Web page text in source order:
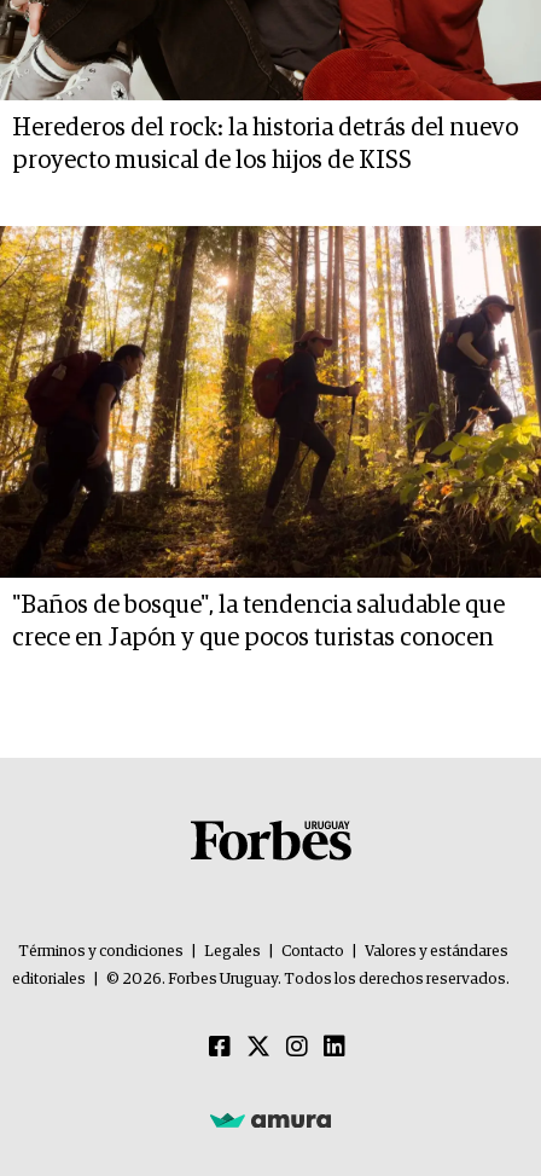
Herederos del rock: la historia detrás del nuevo
proyecto musical de los hijos de KISS
"Baños de bosque", la tendencia saludable que
crece en Japón y que pocos turistas conocen
Términos y condiciones Legales Contacto
Valores y estándares
editoriales
© 2026. Forbes Uruguay. Todos los derechos reservados.